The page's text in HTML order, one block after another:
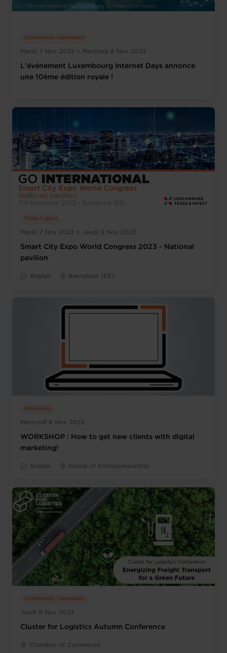
Mardi 7 Nov 2023 > Mercredi 8 Nov 2023
Conférence / séminaire
L'événement Luxembourg Internet Days annonce
une 10ème édition royale !
Mardi 7 Nov 2023 > Jeudi 9 Nov 2023
Foire / salon
Smart City Expo World Congress 2023 - National
pavilion
Anglais Barcelona (ES)
Mercredi 8 Nov 2023
Workshop
WORKSHOP : How to get new clients with digital
marketing!
Anglais House of Entrepreneurship
Jeudi 9 Nov 2023
Conférence / séminaire
Cluster for Logistics Autumn Conference
Chamber of Commerce